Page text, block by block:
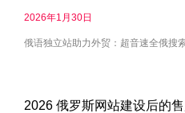
2026年1月30日
俄语独立站助力外贸：超音速全俄搜
2026 俄罗斯网站建设后的